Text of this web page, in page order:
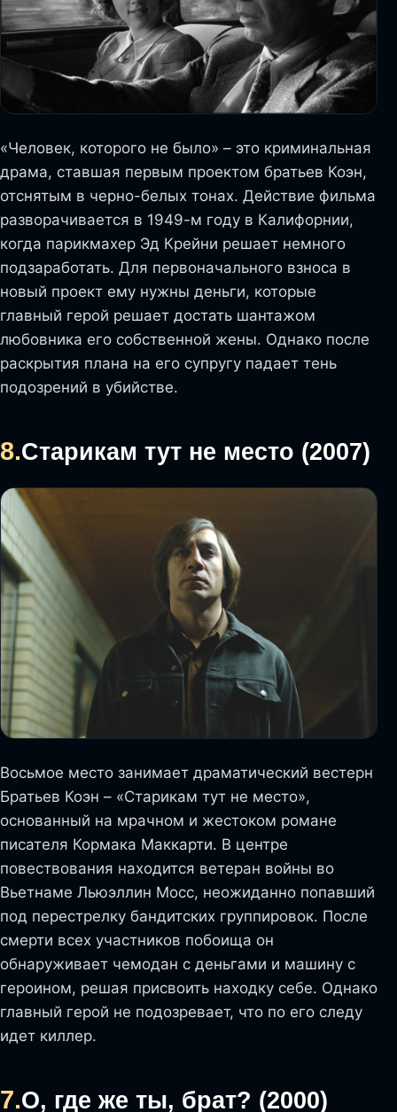
«Человек, которого не было» – это криминальная
драма, ставшая первым проектом братьев Коэн,
отснятым в черно-белых тонах. Действие фильма
разворачивается в 1949-м году в Калифорнии,
когда парикмахер Эд Крейни решает немного
подзаработать. Для первоначального взноса в
новый проект ему нужны деньги, которые
главный герой решает достать шантажом
любовника его собственной жены. Однако после
раскрытия плана на его супругу падает тень
подозрений в убийстве.
8.Старикам тут не место (2007)
Восьмое место занимает драматический вестерн
Братьев Коэн – «Старикам тут не место»,
основанный на мрачном и жестоком романе
писателя Кормака Маккарти. В центре
повествования находится ветеран войны во
Вьетнаме Льюэллин Мосс, неожиданно попавший
под перестрелку бандитских группировок. После
смерти всех участников побоища он
обнаруживает чемодан с деньгами и машину с
героином, решая присвоить находку себе. Однако
главный герой не подозревает, что по его следу
идет киллер.
7.О, где же ты, брат? (2000)